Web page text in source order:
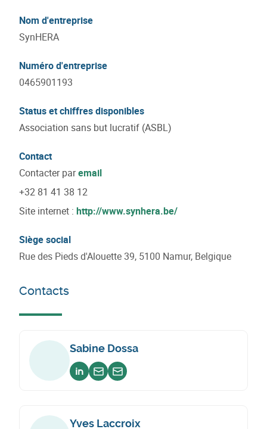
Nom d'entreprise
SynHERA
Numéro d'entreprise
0465901193
Status et chiffres disponibles
Association sans but lucratif (ASBL)
Contact
Contacter paremail
+32 81 41 38 12
Site internet : http://www.synhera.be/
Siège social
Rue des Pieds d'Alouette 39, 5100 Namur, Belgique
Contacts
Sabine Dossa
Voir sur linkedin
Envoyer un email
Envoyer un email
Yves Laccroix